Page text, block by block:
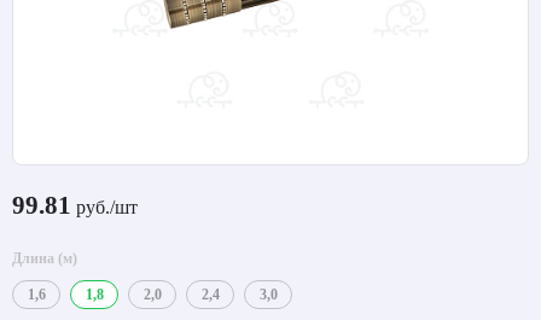
99.81 руб./шт
Длина (м)
1,6 1,8 2,0 2,4 3,0